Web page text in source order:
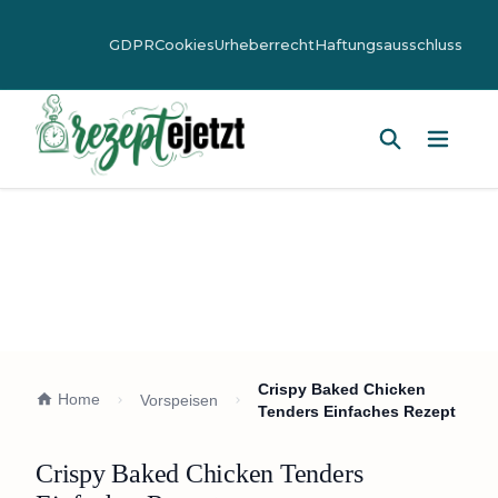
GDPRCookiesUrheberrechtHaftungsausschluss
Home Vorspeisen
Crispy Baked Chicken
Tenders Einfaches Rezept
Crispy Baked Chicken Tenders